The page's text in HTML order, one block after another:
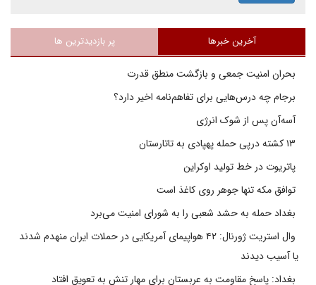
آخرین خبرها پر بازدیدترین ها
بحران امنیت جمعی و بازگشت منطق قدرت
برجام چه درس‌هایی برای تفاهم‌نامه اخیر دارد؟
آسه‌آن پس از شوک انرژی
پاتریوت در خط تولید اوکراین
توافق مکه تنها جوهر روی کاغذ است
بغداد حمله به حشد شعبی را به شورای امنیت می‌برد
وال استریت ژورنال: ۴۲ هواپیمای آمریکایی در حملات ایران منهدم شدند
یا آسیب دیدند
بغداد: پاسخ مقاومت به عربستان برای مهار تنش به تعویق افتاد